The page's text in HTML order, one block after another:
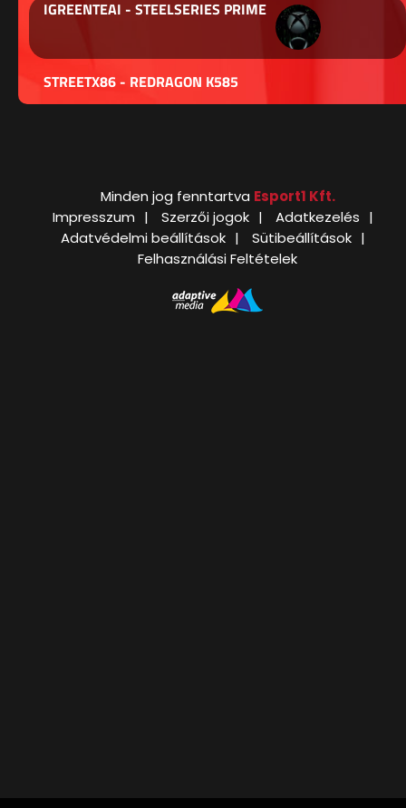
IGREENTEAI - STEELSERIES PRIME
STREETX86 - REDRAGON K585
Minden jog fenntartva Esport1 Kft.
Impresszum
Szerzői jogok
Adatkezelés
Adatvédelmi beállítások
Sütibeállítások
Felhasználási Feltételek